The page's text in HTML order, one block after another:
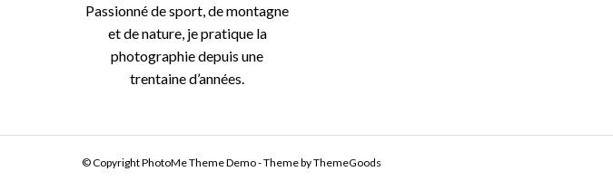
Passionné de sport, de montagne
et de nature, je pratique la
photographie depuis une
trentaine d’années.
© Copyright PhotoMe Theme Demo - Theme by ThemeGoods